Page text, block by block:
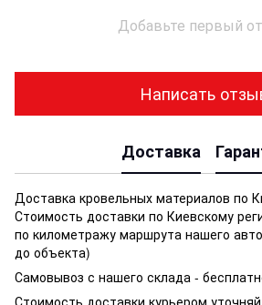
Добавьте первый
Написать
Доставка
Доставка кровельных материалов по
Стоимость доставки по Киевскому
по километражу маршрута нашего
до объекта)
Самовывоз с нашего склада -
Стоимость доставки курьером